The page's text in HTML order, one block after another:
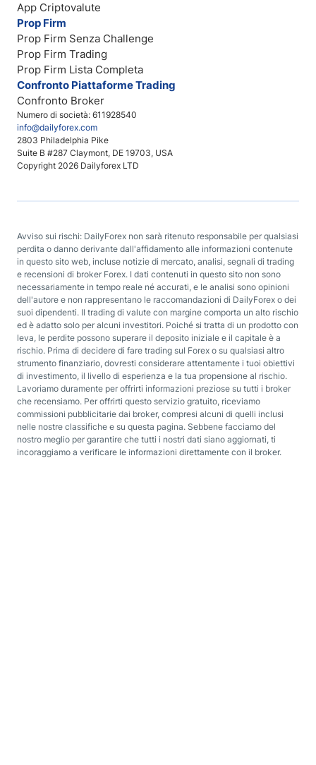
Numero di società: 611928540
info@dailyforex.com
2803 Philadelphia Pike
Suite B #287 Claymont, DE 19703, USA
Copyright 2026 Dailyforex LTD
App Criptovalute
Prop Firm
Prop Firm Senza Challenge
Prop Firm Trading
Prop Firm Lista Completa
Confronto Piattaforme Trading
Confronto Broker
Avviso sui rischi: DailyForex non sarà ritenuto responsabile per qualsiasi
perdita o danno derivante dall'affidamento alle informazioni contenute
in questo sito web, incluse notizie di mercato, analisi, segnali di trading
e recensioni di broker Forex. I dati contenuti in questo sito non sono
necessariamente in tempo reale né accurati, e le analisi sono opinioni
dell'autore e non rappresentano le raccomandazioni di DailyForex o dei
suoi dipendenti. Il trading di valute con margine comporta un alto rischio
ed è adatto solo per alcuni investitori. Poiché si tratta di un prodotto con
leva, le perdite possono superare il deposito iniziale e il capitale è a
rischio. Prima di decidere di fare trading sul Forex o su qualsiasi altro
strumento finanziario, dovresti considerare attentamente i tuoi obiettivi
di investimento, il livello di esperienza e la tua propensione al rischio.
Lavoriamo duramente per offrirti informazioni preziose su tutti i broker
che recensiamo. Per offrirti questo servizio gratuito, riceviamo
commissioni pubblicitarie dai broker, compresi alcuni di quelli inclusi
nelle nostre classifiche e su questa pagina. Sebbene facciamo del
nostro meglio per garantire che tutti i nostri dati siano aggiornati, ti
incoraggiamo a verificare le informazioni direttamente con il broker.